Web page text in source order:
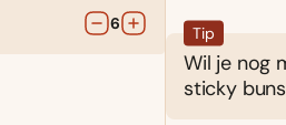
6 Tip
Wil je nog
sticky